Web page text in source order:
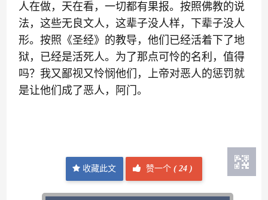
人在做，天在看，一切都有果报。按照佛教的说
法，这些无良文人，这辈子没人样，下辈子没人
形。按照《圣经》的教导，他们已经活着下了地
狱，已经是活死人。为了那点可怜的名利，值得
吗？我又鄙视又怜悯他们，上帝对恶人的惩罚就
是让他们成了恶人，阿门。
收藏此文 赞一个( 24 )